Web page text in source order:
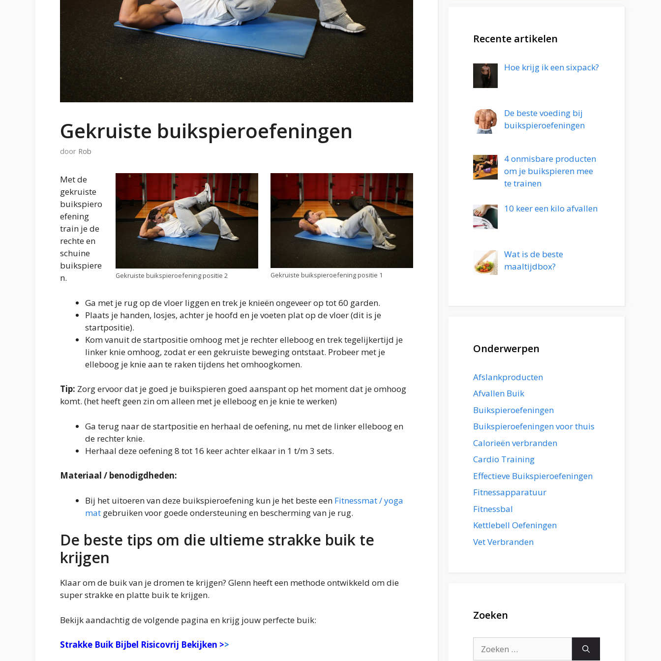
Gekruiste buikspieroefeningen
door Rob
Gekruiste buikspieroefening positie 1
Gekruiste buikspieroefening positie 2
Met de
gekruiste
buikspiero
efening
train je de
rechte en
schuine
buikspiere
n.
Ga met je rug op de vloer liggen en trek je knieën ongeveer op tot 60 garden.
Plaats je handen, losjes, achter je hoofd en je voeten plat op de vloer (dit is je
startpositie).
Kom vanuit de startpositie omhoog met je rechter elleboog en trek tegelijkertijd je
linker knie omhoog, zodat er een gekruiste beweging ontstaat. Probeer met je
elleboog je knie aan te raken tijdens het omhoogkomen.
Tip: Zorg ervoor dat je goed je buikspieren goed aanspant op het moment dat je omhoog
komt. (het heeft geen zin om alleen met je elleboog en je knie te werken)
Ga terug naar de startpositie en herhaal de oefening, nu met de linker elleboog en
de rechter knie.
Herhaal deze oefening 8 tot 16 keer achter elkaar in 1 t/m 3 sets.
Materiaal / benodigdheden:
Bij het uitoeren van deze buikspieroefening kun je het beste een Fitnessmat / yoga
mat gebruiken voor goede ondersteuning en bescherming van je rug.
De beste tips om die ultieme strakke buik te
krijgen
Klaar om de buik van je dromen te krijgen? Glenn heeft een methode ontwikkeld om die
super strakke en platte buik te krijgen.
Bekijk aandachtig de volgende pagina en krijg jouw perfecte buik:
Strakke Buik Bijbel Risicovrij Bekijken >>
Recente artikelen
Hoe krijg ik een sixpack?
De beste voeding bij
buikspieroefeningen
4 onmisbare producten
om je buikspieren mee
te trainen
10 keer een kilo afvallen
Wat is de beste
maaltijdbox?
Onderwerpen
Afslankproducten
Afvallen Buik
Buikspieroefeningen
Buikspieroefeningen voor thuis
Calorieën verbranden
Cardio Training
Effectieve Buikspieroefeningen
Fitnessapparatuur
Fitnessbal
Kettlebell Oefeningen
Vet Verbranden
Zoeken
naar: